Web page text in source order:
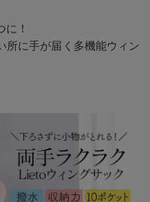
！
所に手が届く多機能ウィン